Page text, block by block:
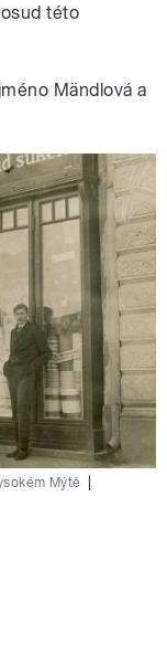
této
Mändlová a
Mýtě